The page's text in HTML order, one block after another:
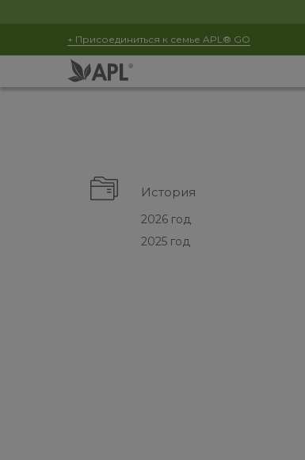
+ Присоединиться к семье APL® GO
История
2026 год
2025 год